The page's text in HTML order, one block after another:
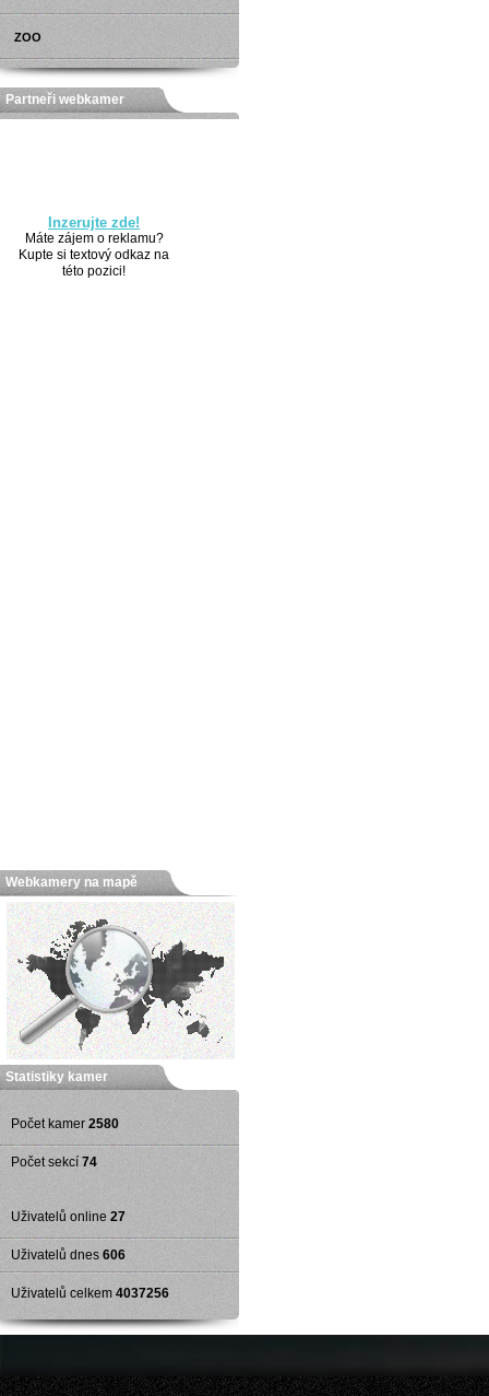
ZOO
Partneři webkamer
Inzerujte zde!
Máte zájem o reklamu?
Kupte si textový odkaz na
této pozici!
Webkamery na mapě
Statistiky kamer
Počet kamer 2580
Počet sekcí 74
Uživatelů online 27
Uživatelů dnes 606
Uživatelů celkem 4037256